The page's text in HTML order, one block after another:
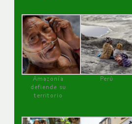
Amazonía
defiende su
territorio
Perú